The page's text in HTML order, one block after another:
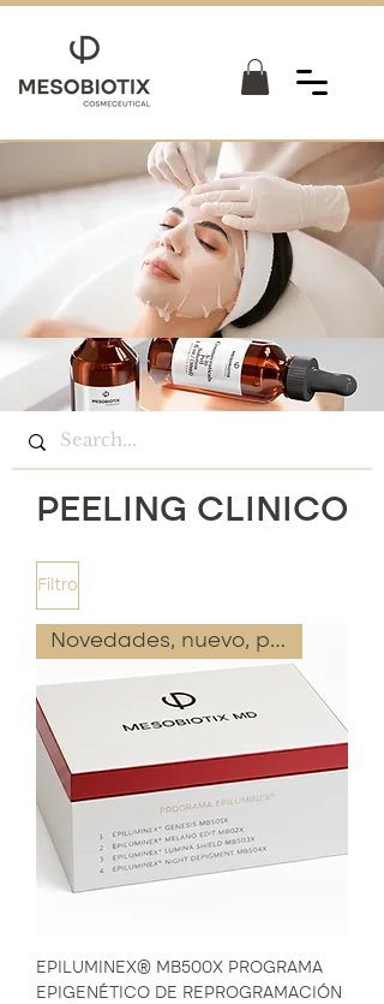
PEELING CLINICO
Filtro
Novedades, nuevo, producto
EPILUMINEX® MB500X PROGRAMA
EPIGENÉTICO DE REPROGRAMACIÓN